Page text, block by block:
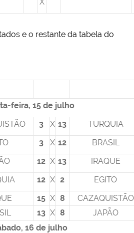
e o restante da tabela do
feira, 15 de julho
3 X 13
TURQUIA
3 X 12
BRASIL
12 X 13
IRAQUE
12 X 2
EGITO
15 X 8
CAZAQUISTÃO
13 X 8
JAPÃO
16 de julho